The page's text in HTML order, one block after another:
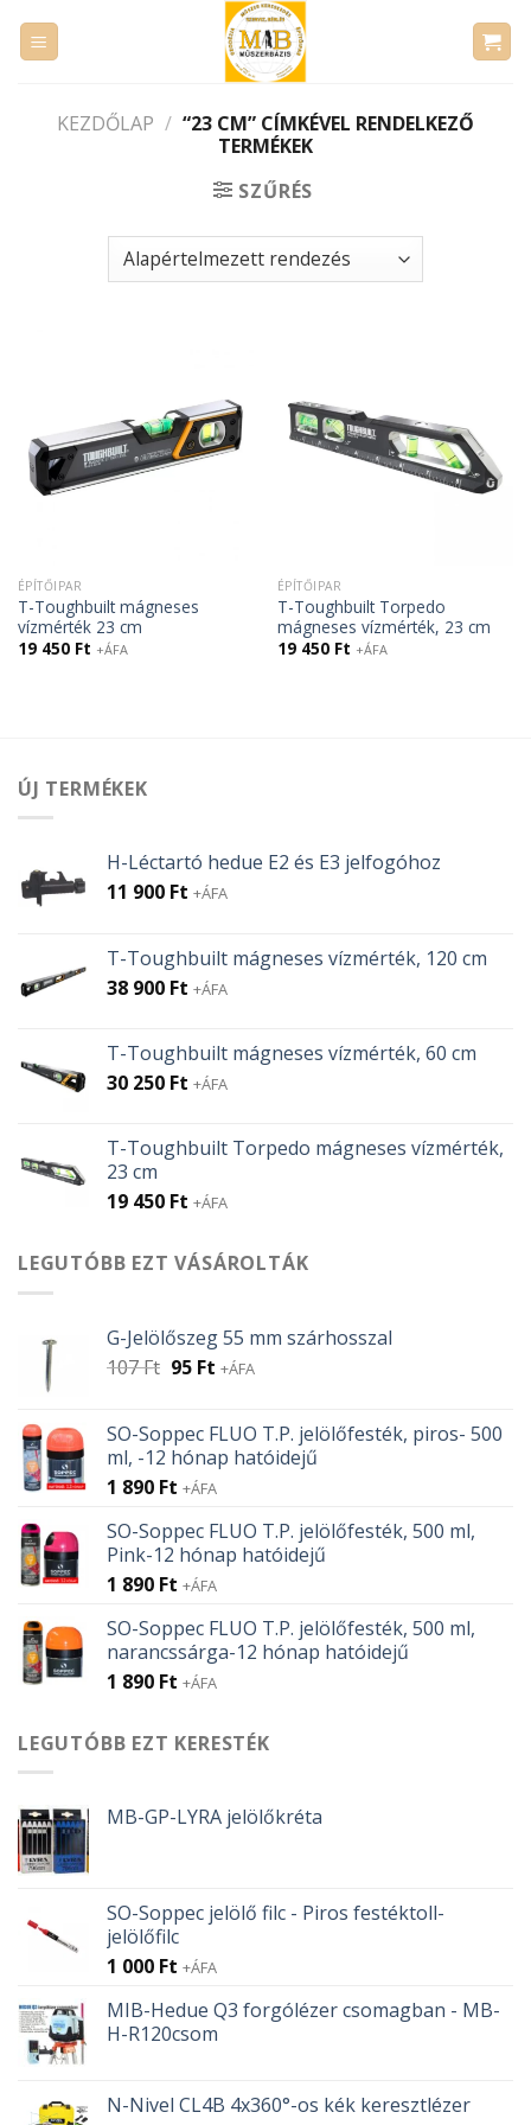
KEZDŐLAP / “23 CM” CÍMKÉVEL RENDELKEZŐ
TERMÉKEK
SZŰRÉS
ÉPÍTŐIPAR
T-Toughbuilt mágneses
vízmérték 23 cm
19 450 Ft +ÁFA
ÉPÍTŐIPAR
T-Toughbuilt Torpedo
mágneses vízmérték, 23 cm
19 450 Ft +ÁFA
ÚJ TERMÉKEK
H-Léctartó hedue E2 és E3 jelfogóhoz
11 900 Ft +ÁFA
T-Toughbuilt mágneses vízmérték, 120 cm
38 900 Ft +ÁFA
T-Toughbuilt mágneses vízmérték, 60 cm
30 250 Ft +ÁFA
T-Toughbuilt Torpedo mágneses vízmérték,
23 cm
19 450 Ft +ÁFA
LEGUTÓBB EZT VÁSÁROLTÁK
G-Jelölőszeg 55 mm szárhosszal
107Ft Original
107 Ft.
95 FtCurrent
95 Ft.
+ÁFA
SO-Soppec FLUO T.P. jelölőfesték, piros- 500
ml, -12 hónap hatóidejű
1 890 Ft +ÁFA
SO-Soppec FLUO T.P. jelölőfesték, 500 ml,
Pink-12 hónap hatóidejű
1 890 Ft +ÁFA
SO-Soppec FLUO T.P. jelölőfesték, 500 ml,
narancssárga-12 hónap hatóidejű
1 890 Ft +ÁFA
LEGUTÓBB EZT KERESTÉK
MB-GP-LYRA jelölőkréta
SO-Soppec jelölő filc - Piros festéktoll-
jelölőfilc
1 000 Ft +ÁFA
MIB-Hedue Q3 forgólézer csomagban - MB-
H-R120csom
N-Nivel CL4B 4x360°-os kék keresztlézer